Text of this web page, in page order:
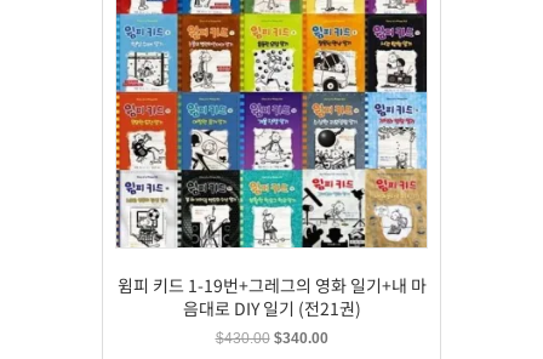
윔피 키드 1-19번+그레그의 영화 일기+내 마
음대로 DIY 일기 (전21권)
$430.00 Original
$340.00Current